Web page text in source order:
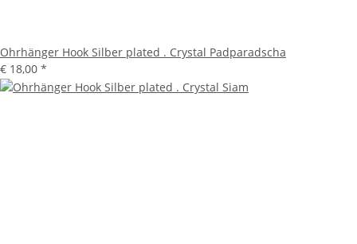
Ohrhänger Hook Silber plated . Crystal Padparadscha
€ 18,00 *